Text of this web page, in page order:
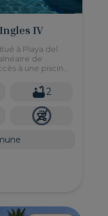
IV
à Playa del
de
à une piscine
2